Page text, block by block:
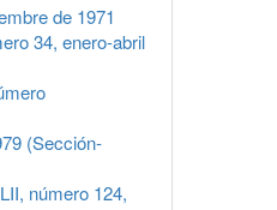
de 1971
34, enero-abril
(Sección-
número 124,